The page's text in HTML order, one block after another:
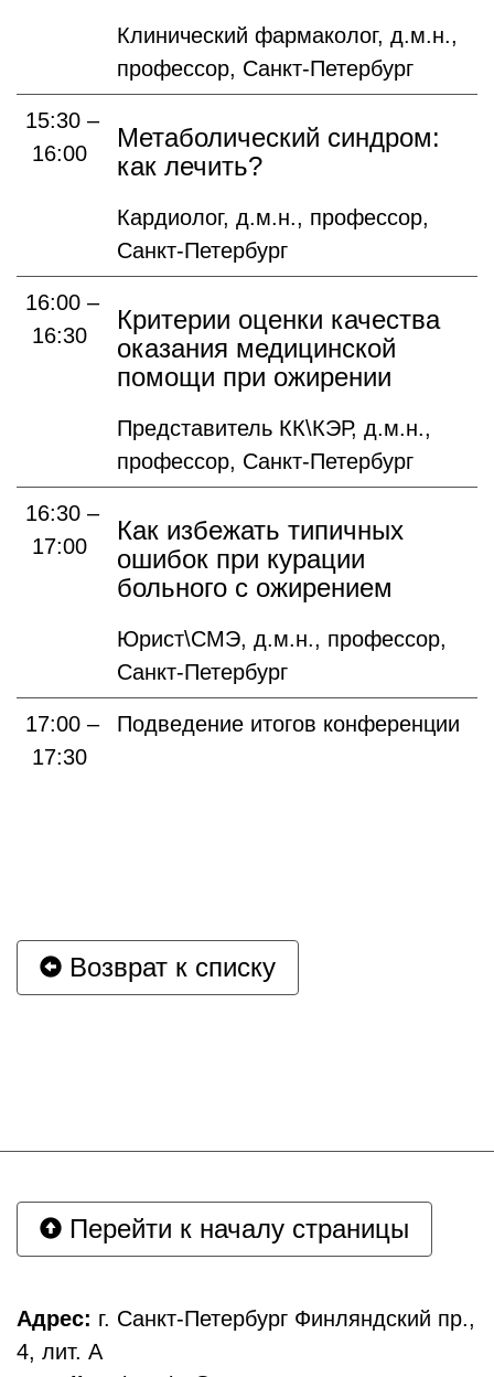
Клинический фармаколог, д.м.н.,
профессор, Санкт-Петербург
15:30 –
16:00
Метаболический синдром:
как лечить?
Кардиолог, д.м.н., профессор,
Санкт-Петербург
16:00 –
16:30
Критерии оценки качества
оказания медицинской
помощи при ожирении
Представитель КК\КЭР, д.м.н.,
профессор, Санкт-Петербург
16:30 –
17:00
Как избежать типичных
ошибок при курации
больного с ожирением
Юрист\СМЭ, д.м.н., профессор,
Санкт-Петербург
17:00 –
17:30
Подведение итогов конференции
Возврат к списку
Перейти к началу страницы
Адрес: г. Санкт-Петербург Финляндский пр.,
4, лит. А